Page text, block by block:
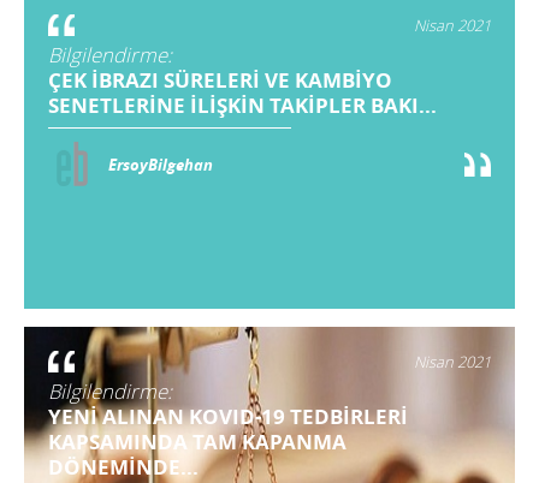
Nisan 2021
Bilgilendirme:
ÇEK İBRAZI SÜRELERİ VE KAMBİYO
SENETLERİNE İLİŞKİN TAKİPLER BAKI...
ErsoyBilgehan
Nisan 2021
Bilgilendirme:
YENİ ALINAN KOVID-19 TEDBİRLERİ
KAPSAMINDA TAM KAPANMA
DÖNEMİNDE...